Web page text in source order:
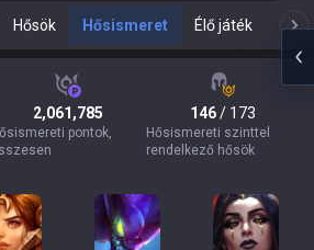
Hősök Hősismeret Élő játék
2,061,785
pontok,
146/ 173
Hősismereti szinttel
rendelkező hősök